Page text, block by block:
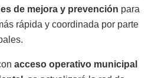
de mejora y prevención para
rápida y coordinada por parte
acceso operativo municipal